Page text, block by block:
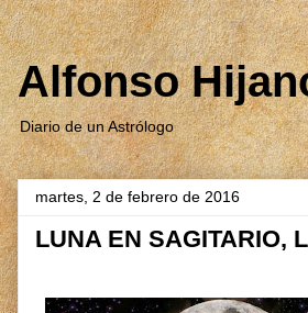
Alfonso
Diario de un Astrólogo
martes, 2 de febrero de 2016
LUNA EN SAGITARIO,